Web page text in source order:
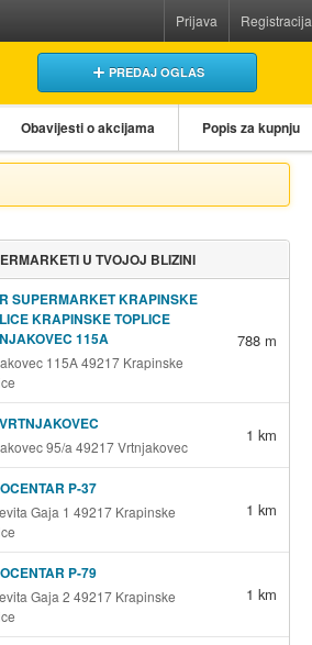
Prijava Registracija
PREDAJ OGLAS
Obavijesti o akcijama Popis za kupnju
U TVOJOJ BLIZINI
SUPERMARKET KRAPINSKE
KRAPINSKE TOPLICE
115A
115A 49217 Krapinske
788 m
95/a 49217 Vrtnjakovec
1 km
P-37
Gaja 1 49217 Krapinske
1 km
P-79
Gaja 2 49217 Krapinske
1 km